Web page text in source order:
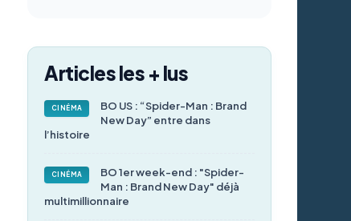
Articles les + lus
CINÉMA
BO US : “Spider-Man : Brand
New Day” entre dans
l’histoire
CINÉMA
BO 1er week-end : "Spider-
Man : Brand New Day" déjà
multimillionnaire